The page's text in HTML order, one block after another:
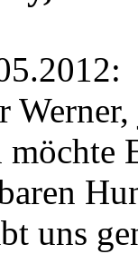
uns